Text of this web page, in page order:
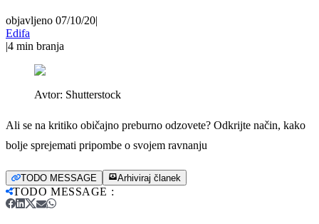
objavljeno 07/10/20|
Edifa
|4 min branja
Avtor: Shutterstock
Ali se na kritiko običajno preburno odzovete? Odkrijte način, kako
bolje sprejemati pripombe o svojem ravnanju
TODO MESSAGE Arhiviraj članek
TODO MESSAGE :